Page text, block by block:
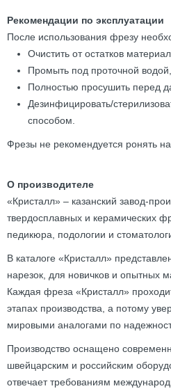
Рекомендации по эксплуатации
После использования фрезу
Очистить от остатков
Промыть под проточной водой,
Полностью просушить перед
Дезинфицировать/
способом.
Фрезы не рекомендуется ронять
О производителе
«Кристалл» – казанский завод-
твердосплавных и керамических
педикюра, подологии и
В каталоге «Кристалл»
нарезок, для новичков и опытных
Каждая фреза «Кристалл»
этапах производства, а потому
мировыми аналогами по
Производство оснащено
швейцарским и российским
отвечает требованиям